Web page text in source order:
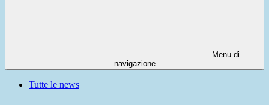
Menu di
navigazione
Tutte le news